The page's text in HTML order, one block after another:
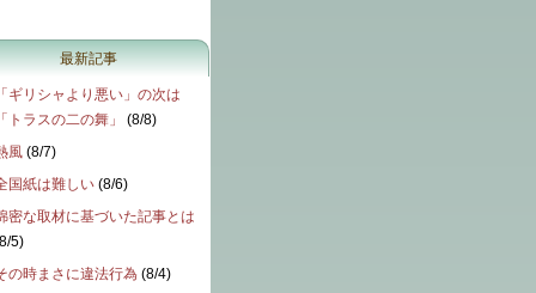
最新記事
ギリシャより悪い」の次は
トラスの二の舞」
(8/8)
風 (8/7)
国紙は難しい (8/6)
密な取材に基づいた記事とは
8/5)
の時まさに違法行為 (8/4)